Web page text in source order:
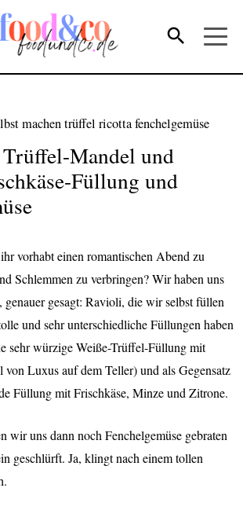
Mandel und
Füllung und
vorhabt einen romantischen Abend zu
Schlemmen zu verbringen? Wir haben uns
genauer gesagt: Ravioli, die wir selbst füllen
und sehr unterschiedliche Füllungen haben
sehr würzige Weiße-Trüffel-Füllung mit
Luxus auf dem Teller) und als Gegensatz
Füllung mit Frischkäse, Minze und Zitrone.
wir uns dann noch Fenchelgemüse gebraten
geschlürft. Ja, klingt nach einem tollen